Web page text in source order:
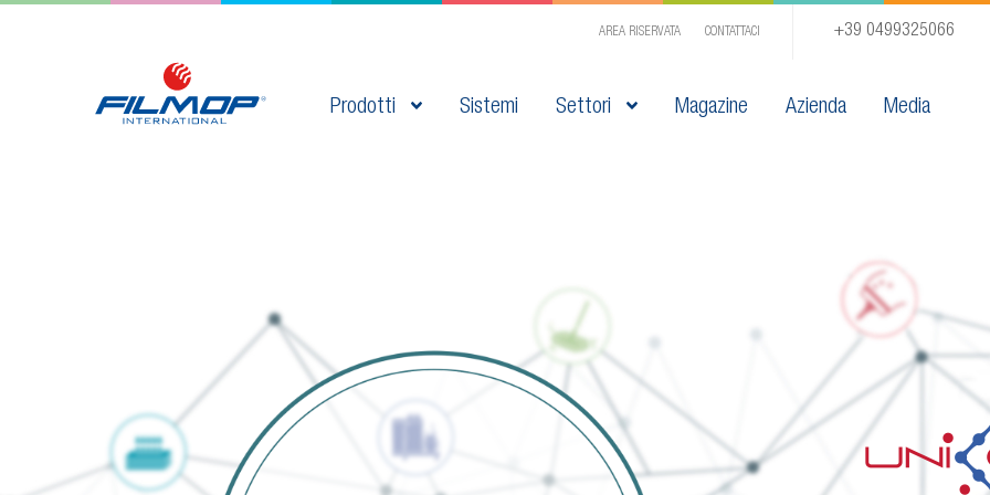
AREA RISERVATA CONTATTACI +39 0499325066
Prodotti Sistemi Settori Magazine Azienda Media